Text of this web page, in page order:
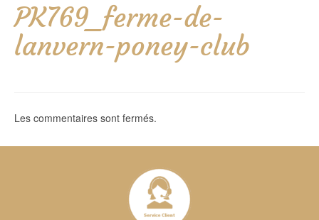
PK769_ferme-de-
lanvern-poney-club
Les commentaires sont fermés.